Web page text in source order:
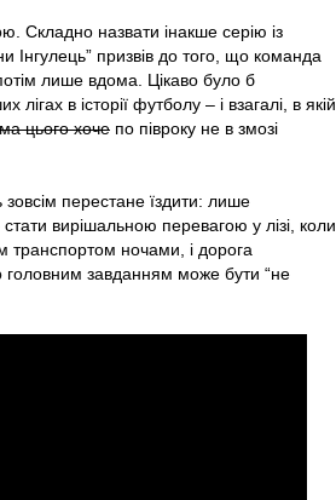
суперників.
штрафного рукою зустрів Дубілей.
ПЕНАЛЬТІ В ЛІВИЙ КУТ!
під ніг Яшарі на лівому фланзі
Складно назвати інакше серію із
Інгулець” призвів до того, що команда
лише вдома. Цікаво було б
в історії футболу – і взагалі, в якій
цього хоче по півроку не в змозі
зовсім перестане їздити: лише
вирішальною перевагою у лізі, коли
транспортом ночами, і дорога
головним завданням може бути “не